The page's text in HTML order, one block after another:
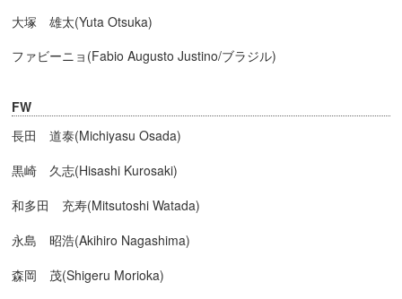
大塚 雄太(Yuta Otsuka)
ファビーニョ(Fabio Augusto Justino/ブラジル)
FW
長田 道泰(Michiyasu Osada)
黒崎 久志(Hisashi Kurosaki)
和多田 充寿(Mitsutoshi Watada)
永島 昭浩(Akihiro Nagashima)
森岡 茂(Shigeru Morioka)